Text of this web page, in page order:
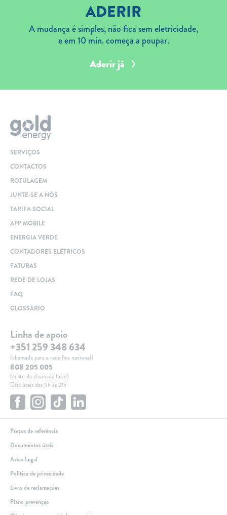
ADERIR
A mudança é simples, não fica sem eletricidade,
e em 10 min. começa a poupar.
Aderir já
SERVIÇOS
CONTACTOS
ROTULAGEM
JUNTE-SE A NÓS
TARIFA SOCIAL
APP MOBILE
ENERGIA VERDE
CONTADORES ELÉTRICOS
FATURAS
REDE DE LOJAS
FAQ
GLOSSÁRIO
Linha de apoio
+351 259 348 634
(chamada para a rede fixa nacional)
808 205 005
(custo de chamada local)
Dias úteis das 9h às 21h
Preços de referência
Documentos úteis
Aviso Legal
Política de privacidade
Livro de reclamações
Plano prevenção